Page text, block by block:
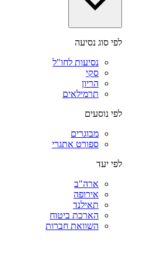
לפי סוג נסיעה
נסיעות לחו"ל
סקי
הריון
תרמילאים
לפי נוסעים
מבוגרים
ספורט אתגרי
לפי יעד
ארה"ב
אירופה
תאילנד
הארכת ביטוח
השוואת חברות